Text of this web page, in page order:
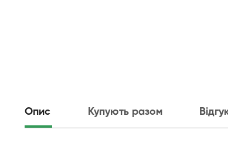
Опис Купують разом